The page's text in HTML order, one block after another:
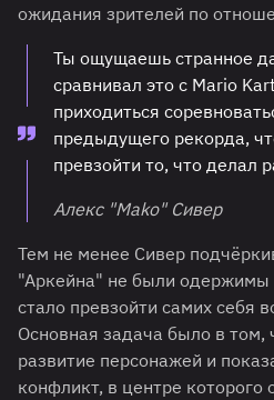
ожидания зрителей по
Ты ощущаешь странное
сравнивал это с Mario
приходиться
предыдущего рекорда,
превзойти то, что делал
Алекс "Mako" Сивер
Тем не менее Сивер
"Аркейна" не были одержимы
стало превзойти самих себя
Основная задача было в том,
развитие персонажей и
конфликт, в центре которого